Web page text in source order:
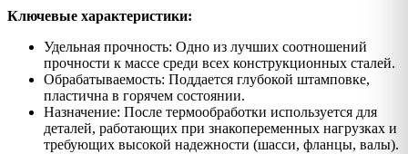
Ключевые характеристики:
Удельная прочность: Одно из лучших соотношений
прочности к массе среди всех конструкционных сталей.
Обрабатываемость: Поддается глубокой штамповке,
пластична в горячем состоянии.
Назначение: После термообработки используется для
деталей, работающих при знакопеременных нагрузках и
требующих высокой надежности (шасси, фланцы, валы).